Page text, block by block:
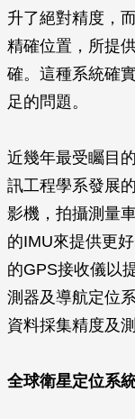
升了絕對精度，
精確位置，所提
確。這種系統確
足的問題。
近幾年最受矚目
訊工程學系發展
影機，拍攝測量
的IMU來提供更
的GPS接收儀以
測器及導航定位
資料採集精度及
全球衛星定位系